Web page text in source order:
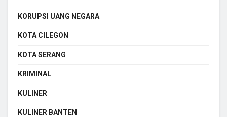
KORUPSI UANG NEGARA
KOTA CILEGON
KOTA SERANG
KRIMINAL
KULINER
KULINER BANTEN